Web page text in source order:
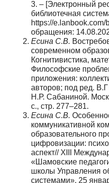
3. – [Электронный
би­блиотечная
https://e.lanbook.com/
обращения:
Есина С.В.
современном
Когнитивистика,
Философские
приложения:
авторов; под ред.
Н.Р. Сабаниной.
с., стр. 277–281.
Есина С.В.
коммуникативной
образовательного
циф­ровизации:
аспект// XIII
«Шамовские
школы Управления
системами», 25